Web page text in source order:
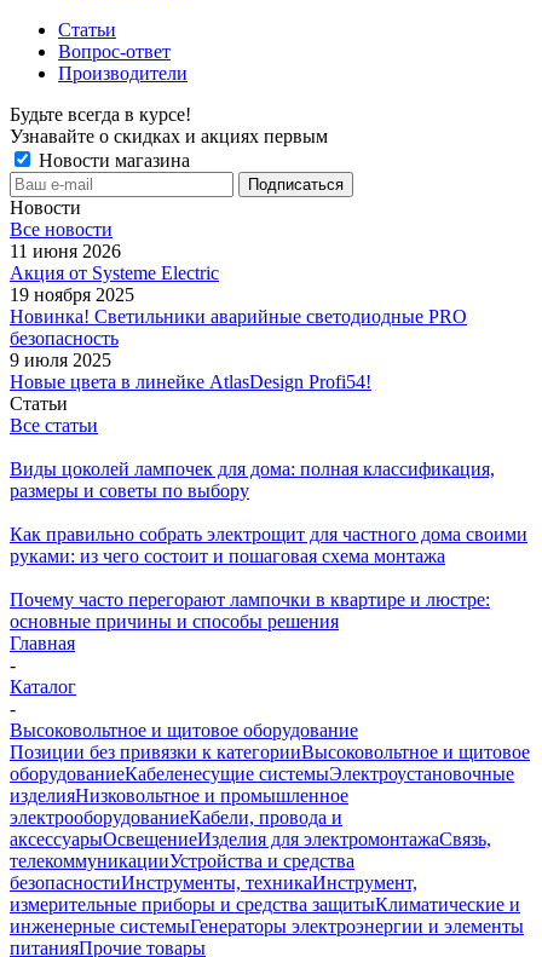
Статьи
Вопрос-ответ
Производители
Будьте всегда в курсе!
Узнавайте о скидках и акциях первым
Новости магазина
Новости
Все новости
11 июня 2026
Акция от Systeme Electric
19 ноября 2025
Новинка! Светильники аварийные светодиодные PRO
безопасность
9 июля 2025
Новые цвета в линейке AtlasDesign Profi54!
Статьи
Все статьи
Виды цоколей лампочек для дома: полная классификация,
размеры и советы по выбору
Как правильно собрать электрощит для частного дома своими
руками: из чего состоит и пошаговая схема монтажа
Почему часто перегорают лампочки в квартире и люстре:
основные причины и способы решения
Главная
-
Каталог
-
Высоковольтное и щитовое оборудование
Позиции без привязки к категорииВысоковольтное и щитовое
оборудованиеКабеленесущие системыЭлектроустановочные
изделияНизковольтное и промышленное
электрооборудованиеКабели, провода и
аксессуарыОсвещениеИзделия для электромонтажаСвязь,
телекоммуникацииУстройства и средства
безопасностиИнструменты, техникаИнструмент,
измерительные приборы и средства защитыКлиматические и
инженерные системыГенераторы электроэнергии и элементы
питанияПрочие товары